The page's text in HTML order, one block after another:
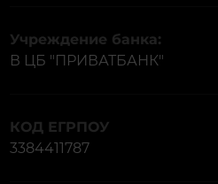
Учреждение банка:
В ЦБ "ПРИВАТБАНК"
КОД ЕГРПОУ
3384411787